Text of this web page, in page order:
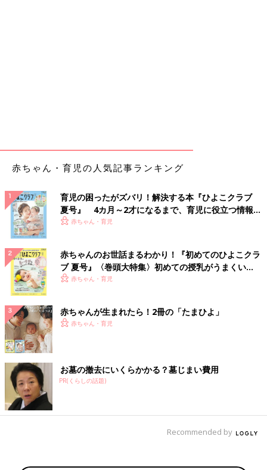
赤ちゃん・育児の人気記事ランキング
育児の困ったがズバリ！解決する本『ひよこクラブ
夏号』 4カ月～2才になるまで、育児に役立つ情報が
いっぱい！
赤ちゃん・育児
赤ちゃんのお世話まるわかり！『初めてのひよこクラ
ブ 夏号』〈巻頭大特集〉初めての授乳がうまくい
く！ おっぱい・ミルクの基本と夏のトラブル 解決テ
赤ちゃん・育児
赤ちゃんが生まれたら！2冊の「たまひよ」
赤ちゃん・育児
お墓の撤去にいくらかかる？墓じまい費用
PR(くらしの話題)
Recommended by